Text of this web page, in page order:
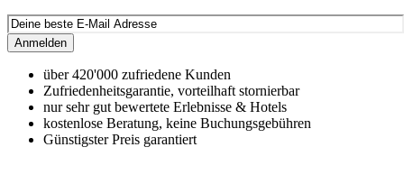
Anmelden
über 420'000 zufriedene Kunden
Zufriedenheitsgarantie, vorteilhaft stornierbar
nur sehr gut bewertete Erlebnisse & Hotels
kostenlose Beratung, keine Buchungsgebühren
Günstigster Preis garantiert